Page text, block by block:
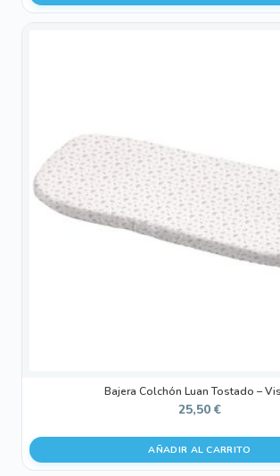
Bajera Colchón Luan Tostado –
25,50 €
AÑADIR AL CARRITO